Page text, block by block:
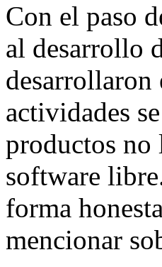
Con el paso
al desarrollo
actividades
productos no
software
forma
mencionar